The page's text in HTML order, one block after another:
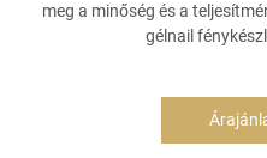
meg a minőség és a
gélnail